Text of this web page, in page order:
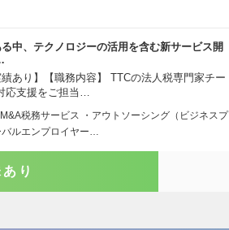
中、テクノロジーの活用を含む新サービス開
あり】【職務内容】 TTCの法人税専門家チー
応支援をご担当…
税務サービス ・アウトソーシング（ビジネスプ
バルエンプロイヤー…
り